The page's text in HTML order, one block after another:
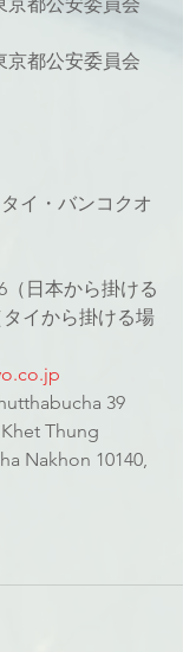
京都公安委員会
イ・バンコクオ
（日本から掛ける
タイから掛ける場
39
Thung
Nakhon 10140,